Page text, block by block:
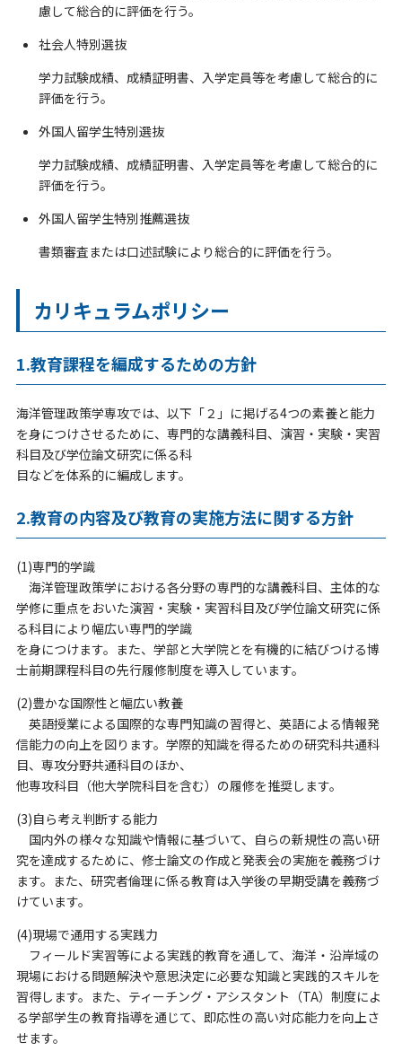
慮して総合的に評価を行う。
社会人特別選抜
学力試験成績、成績証明書、入学定員等を考慮して総合的に
評価を行う。
外国人留学生特別選抜
学力試験成績、成績証明書、入学定員等を考慮して総合的に
評価を行う。
外国人留学生特別推薦選抜
書類審査または口述試験により総合的に評価を行う。
カリキュラムポリシー
1.教育課程を編成するための⽅針
海洋管理政策学専攻では、以下「２」に掲げる4つの素養と能⼒
を⾝につけさせるために、専⾨的な講義科⽬、演習・実験・実習
科⽬及び学位論⽂研究に係る科
⽬などを体系的に編成します。
2.教育の内容及び教育の実施⽅法に関する⽅針
(1)専⾨的学識
海洋管理政策学における各分野の専⾨的な講義科⽬、主体的な
学修に重点をおいた演習・実験・実習科⽬及び学位論⽂研究に係
る科⽬により幅広い専⾨的学識
を⾝につけます。また、学部と⼤学院とを有機的に結びつける博
⼠前期課程科⽬の先⾏履修制度を導⼊しています。
(2)豊かな国際性と幅広い教養
英語授業による国際的な専⾨知識の習得と、英語による情報発
信能⼒の向上を図ります。学際的知識を得るための研究科共通科
⽬、専攻分野共通科⽬のほか、
他専攻科⽬（他⼤学院科⽬を含む）の履修を推奨します。
(3)⾃ら考え判断する能⼒
国内外の様々な知識や情報に基づいて、⾃らの新規性の⾼い研
究を達成するために、修⼠論⽂の作成と発表会の実施を義務づけ
ます。また、研究者倫理に係る教育は⼊学後の早期受講を義務づ
けています。
(4)現場で通⽤する実践⼒
フィールド実習等による実践的教育を通して、海洋・沿岸域の
現場における問題解決や意思決定に必要な知識と実践的スキルを
習得します。また、ティーチング・アシスタント（TA）制度によ
る学部学⽣の教育指導を通じて、即応性の⾼い対応能⼒を向上さ
せます。